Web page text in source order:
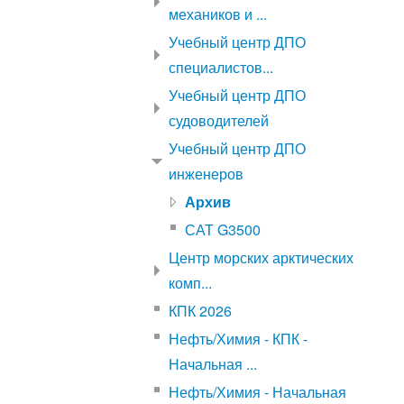
механиков и ...
Учебный центр ДПО
специалистов...
Учебный центр ДПО
судоводителей
Учебный центр ДПО
инженеров
Архив
САТ G3500
Центр морских арктических
комп...
КПК 2026
Нефть/Химия - КПК -
Начальная ...
Нефть/Химия - Начальная